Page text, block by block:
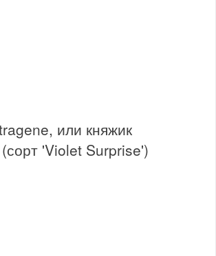
или княжик
'Violet Surprise')